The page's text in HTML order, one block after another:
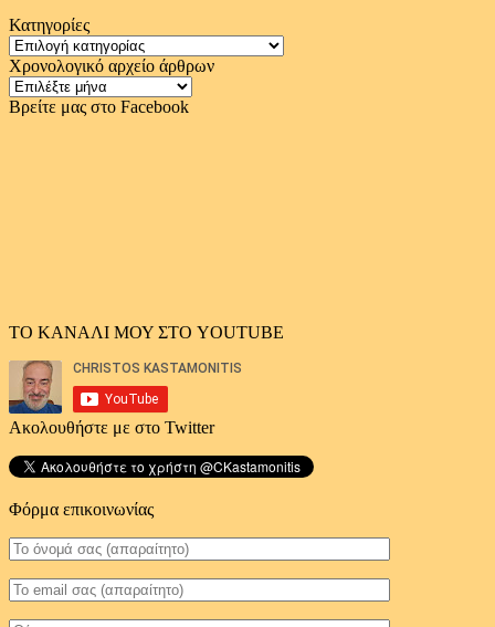
Κατηγορίες
Κατηγορίες
Χρονολογικό αρχείο άρθρων
Χρονολογικό
αρχείο
Βρείτε μας στο Facebook
ΤΟ ΚΑΝΑΛΙ ΜΟΥ ΣΤΟ YOUTUBE
Ακολουθήστε με στο Twitter
Φόρμα επικοινωνίας